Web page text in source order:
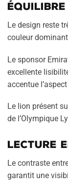
Le design reste
couleur
Le sponsor
excellente
accentue
Le lion présent
de l’Olympique
Lecture
Le contraste
garantit une